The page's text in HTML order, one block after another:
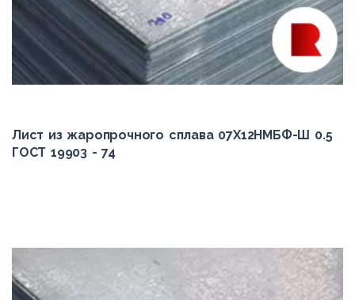
Nimonic 90
Ni-Span C902
Rene 41
Инконель 600
Инконель 750
Лист из жаропрочного сплава 07Х12НМБФ-Ш 0.5
ГОСТ 19903 - 74